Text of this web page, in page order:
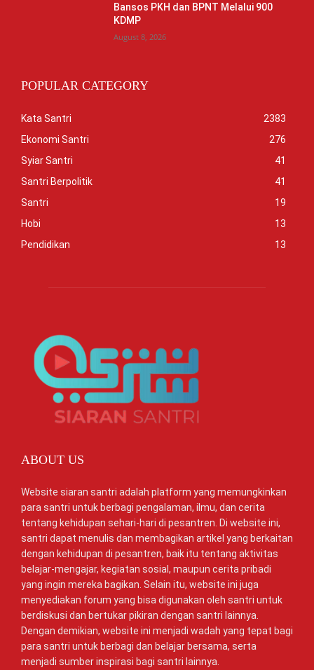
Bansos PKH dan BPNT Melalui 900
KDMP
August 8, 2026
POPULAR CATEGORY
Kata Santri
2383
Ekonomi Santri
276
Syiar Santri
41
Santri Berpolitik
41
Santri
19
Hobi
13
Pendidikan
13
ABOUT US
Website siaran santri adalah platform yang memungkinkan
para santri untuk berbagi pengalaman, ilmu, dan cerita
tentang kehidupan sehari-hari di pesantren. Di website ini,
santri dapat menulis dan membagikan artikel yang berkaitan
dengan kehidupan di pesantren, baik itu tentang aktivitas
belajar-mengajar, kegiatan sosial, maupun cerita pribadi
yang ingin mereka bagikan. Selain itu, website ini juga
menyediakan forum yang bisa digunakan oleh santri untuk
berdiskusi dan bertukar pikiran dengan santri lainnya.
Dengan demikian, website ini menjadi wadah yang tepat bagi
para santri untuk berbagi dan belajar bersama, serta
menjadi sumber inspirasi bagi santri lainnya.